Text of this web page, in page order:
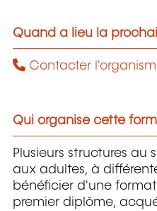
Quand a lieu la
Contacter
Qui organise cette
Plusieurs structures au
aux adultes, à
bénéficier d'une
premier diplôme,